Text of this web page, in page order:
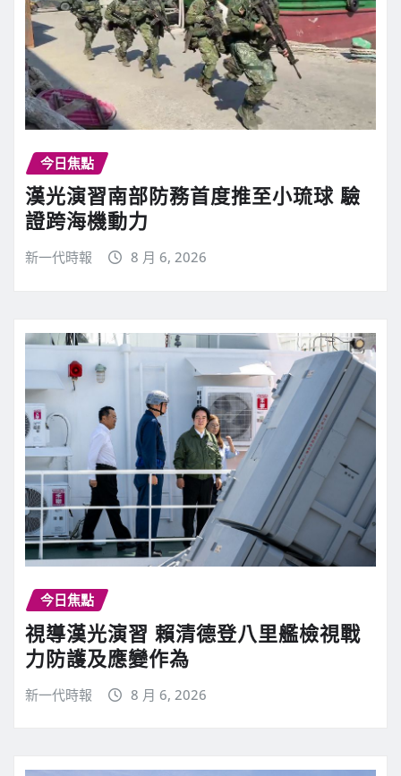
今日焦點
漢光演習南部防務首度推至小琉球 驗
證跨海機動力
新一代時報 8 月 6, 2026
今日焦點
視導漢光演習 賴清德登八里艦檢視戰
力防護及應變作為
新一代時報 8 月 6, 2026